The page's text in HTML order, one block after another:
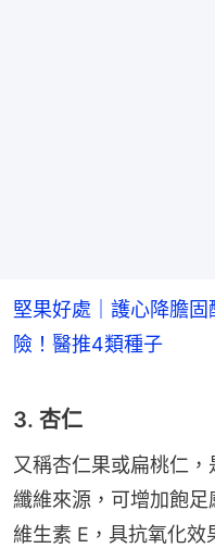
堅果好處｜護心降膽
險！醫推4類種子
3. 杏仁
又稱杏仁果或扁桃仁
纖維來源，可增加飽
維生素 E，具抗氧化效